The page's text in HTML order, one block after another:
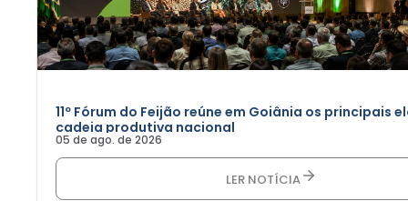
11º Fórum do Feijão reúne em Goiânia os principais
cadeia produtiva nacional
05 de ago. de 2026
LER NOTÍCIA